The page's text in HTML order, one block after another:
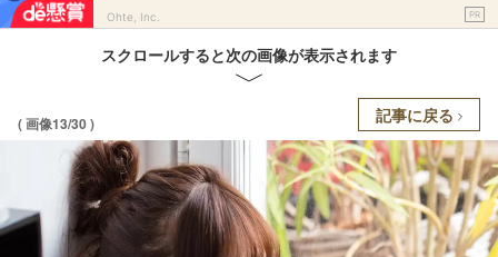
Ohte, Inc. PR
スクロールすると次の画像が表示されます
( 画像13/30 ) 記事に戻る